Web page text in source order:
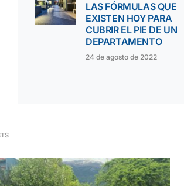
LAS FÓRMULAS QUE
EXISTEN HOY PARA
CUBRIR EL PIE DE UN
DEPARTAMENTO
24 de agosto de 2022